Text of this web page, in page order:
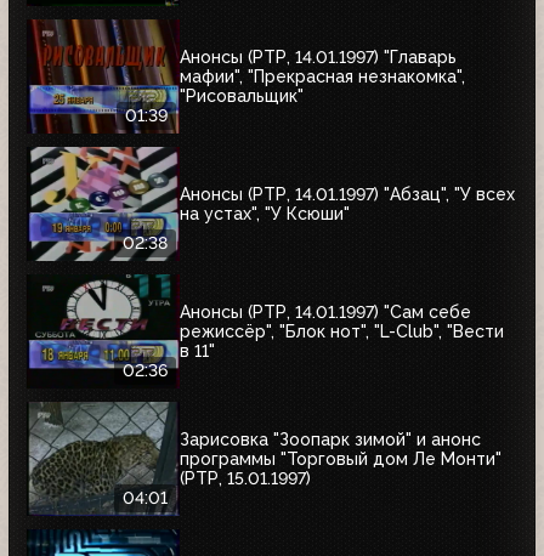
01:39
Анонсы (РТР, 14.01.1997) "Главарь
мафии", "Прекрасная незнакомка",
"Рисовальщик"
02:38
Анонсы (РТР, 14.01.1997) "Абзац", "У всех
на устах", "У Ксюши"
02:36
Анонсы (РТР, 14.01.1997) "Сам себе
режиссёр", "Блок нот", "L-Club", "Вести
в 11"
04:01
Зарисовка "Зоопарк зимой" и анонс
программы "Торговый дом Ле Монти"
(РТР, 15.01.1997)